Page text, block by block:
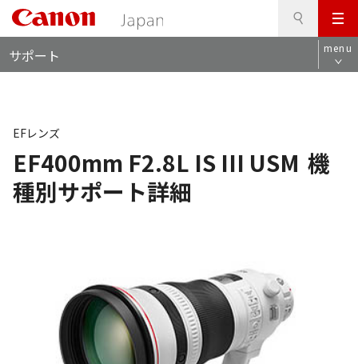
メ
ニ
ュ
サポート menu
EF400mm F2.8L IS III USM 機
種別サポート詳細
EFレンズ